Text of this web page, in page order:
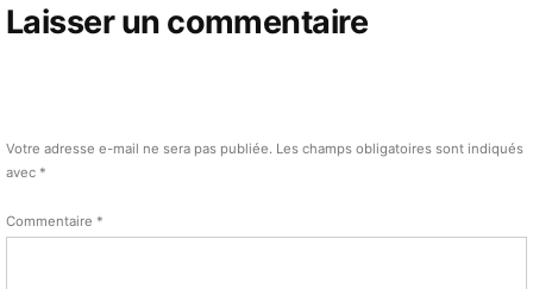
Laisser un commentaire
Votre adresse e-mail ne sera pas publiée. Les champs obligatoires sont indiqués
avec *
Commentaire *